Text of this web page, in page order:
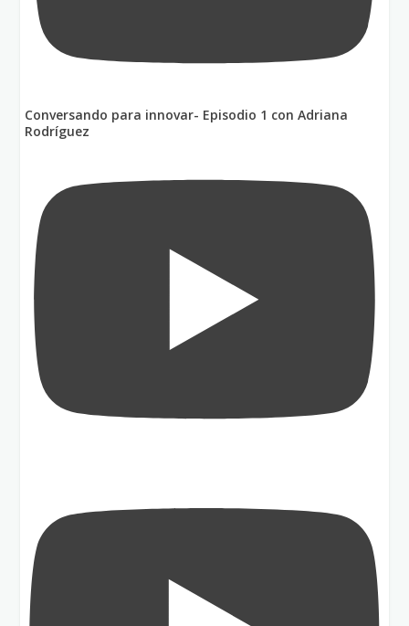
Conversando para innovar- Episodio 1 con Adriana
Rodríguez